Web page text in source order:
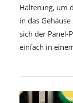
Halterung, um
in das
sich der Panel-
einfach in